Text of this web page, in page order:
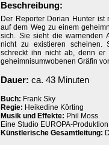
Beschreibung:
Der Reporter Dorian Hunter
auf dem Weg zu einem
sich. Sie sieht die warnenden
nicht zu existieren scheinen.
schreckt ihn nicht ab, denn
geheimnisumwobenen Gräfin
Dauer: ca. 43 Minuten
Buch: Frank Sky
Regie: Heikedine Körting
Musik und Effekte: Phil Moss
Eine Studio EUROPA-Produktion
Künstlerische Gesamtleitung: